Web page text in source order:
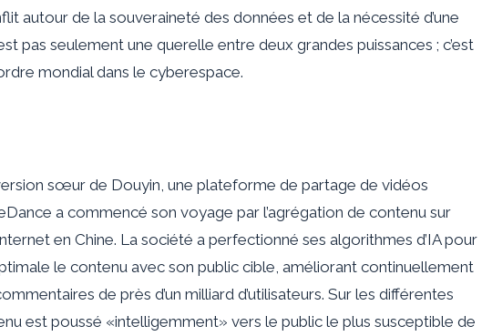
autour de la souveraineté des données et de la nécessité d’une
pas seulement une querelle entre deux grandes puissances ; c’est
mondial dans le cyberespace.
sœur de Douyin, une plateforme de partage de vidéos
a commencé son voyage par l’agrégation de contenu sur
en Chine. La société a perfectionné ses algorithmes d’IA pour
le contenu avec son public cible, améliorant continuellement
de près d’un milliard d’utilisateurs. Sur les différentes
est poussé «intelligemment» vers le public le plus susceptible de